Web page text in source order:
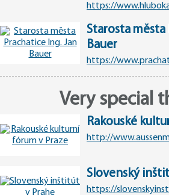
https://
Starosta města
Bauer
https://
Very special
Rakouské
http://
Slovenský
https://